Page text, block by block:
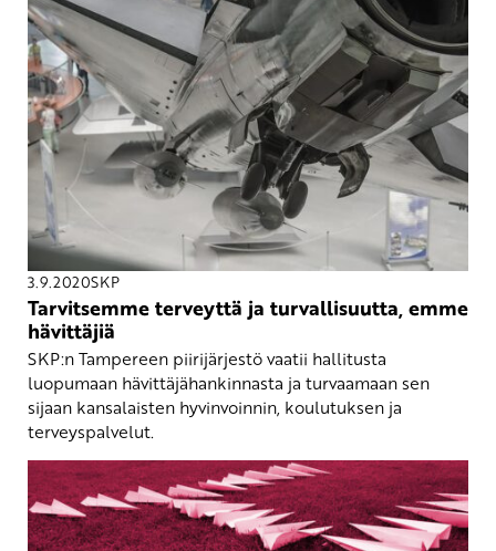
3.9.2020SKP
Tarvitsemme terveyttä ja turvallisuutta, emme
hävittäjiä
SKP:n Tampereen piirijärjestö vaatii hallitusta
luopumaan hävittäjähankinnasta ja turvaamaan sen
sijaan kansalaisten hyvinvoinnin, koulutuksen ja
terveyspalvelut.